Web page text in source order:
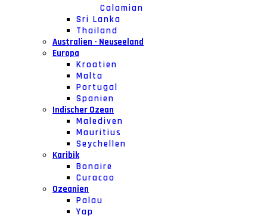
Calamian
Sri Lanka
Thailand
Australien - Neuseeland
Europa
Kroatien
Malta
Portugal
Spanien
Indischer Ozean
Malediven
Mauritius
Seychellen
Karibik
Bonaire
Curacao
Ozeanien
Palau
Yap